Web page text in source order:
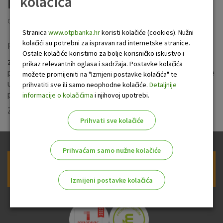
Objavljeno: 13.12.2023
Poštovani klijenti,
zbog radova na unaprjeđenju sustava u nedjelju, 17.
prosinca u razdoblju od 7:00 do 9:00 sati neće biti dostupne
usluge internetskog i mobilnog bankarstva za građane i
poslovne subjekte.
Zahvaljujemo na razumijevanju.
Prijava na newsletter OTP banke
Stranica www.otpbanka.hrkoristi kolačiće (cookies). Nužni
kolačići su potrebni za ispravan rad internetske stranice.
Ostale kolačiće koristimo za bolje korisničko iskustvo i
prikaz relevantnih oglasa i sadržaja. Postavke kolačića
možete promijeniti na "Izmjeni postavke kolačića" te
prihvatiti sve ili samo neophodne kolačiće. Detaljnije
informacije o kolačićima i njihovoj upotrebi.
Prihvati sve kolačiće
Prihvaćam samo nužne kolačiće
Izmijeni postavke kolačića